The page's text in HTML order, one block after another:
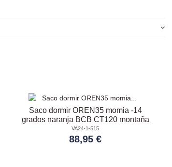
Saco dormir OREN35 momia -14
grados naranja BCB CT120 montaña
VA24-1-515
88,95 €